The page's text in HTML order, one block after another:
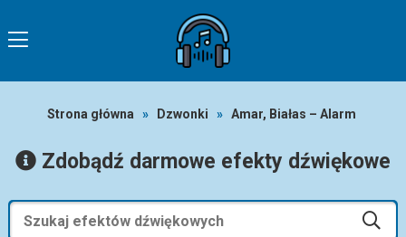
Strona główna » Dzwonki » Amar, Białas – Alarm
Zdobądź darmowe efekty dźwiękowe